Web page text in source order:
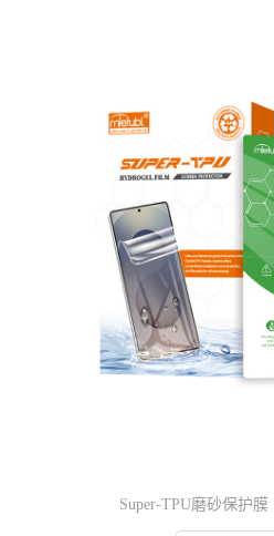
Super-TPU磨砂保护膜